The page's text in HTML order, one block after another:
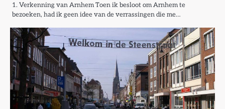
1. Verkenning van Arnhem Toen ik besloot om Arnhem te
bezoeken, had ik geen idee van de verrassingen die me…